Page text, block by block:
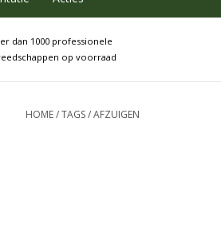
dan 1000 professionele
op voorraad
HOME/TAGS/AFZUIGEN